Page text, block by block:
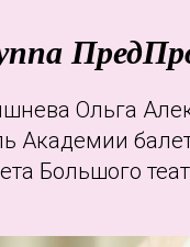
Ольга
Академии
Большого